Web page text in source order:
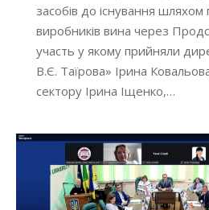
засобів до існування
виробників вина через
участь у якому прийняли
В.Є. Таїрова» Ірина
сектору Ірина Іщенко,…